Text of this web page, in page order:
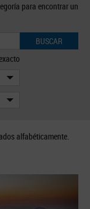
para encontrar un
BUSCAR
alfabéticamente.